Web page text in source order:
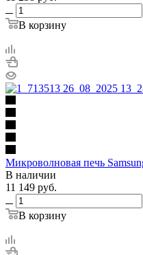
В корзину
Микроволновая печь
В наличии
11 149 руб.
В корзину